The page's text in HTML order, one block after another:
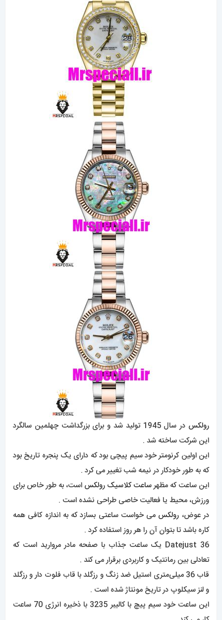
رولکس
در سال 1945 تولید شد و برای بزرگداشت چهلمین سالگرد
این شرکت ساخته شد .
این اولین کرنومتر خود سیم پیچی بود که دارای یک پنجره تاریخ بود
که به طور خودکار در نیمه شب تغییر می کرد .
این ساعت که مظهرساعت کلاسیک رولکس است، به طور خاص برای
ورزش، محیط یا فعالیت خاصی طراحی نشده است .
در عوض، رولکس می خواست ساعتی بسازد که به اندازه کافی همه
کاره باشد تا بتوان آن را هر روز استفاده کرد .
Datejust 36 یک ساعت جذاب با صفحه مادر مروارید است که
تعادلی بین رمانتیک و کاربردی برقرار می کند .
قاب 36 میلی‌متری استیل ضد زنگ و رزگلد با قاب فلوت دار و رزگلد
و لنز سیکلوپ در تاریخ مونتاژ شده است .
این ساعت خود سیم پیچ با کالیبر 3235 با ذخیره انرژی 70 ساعت